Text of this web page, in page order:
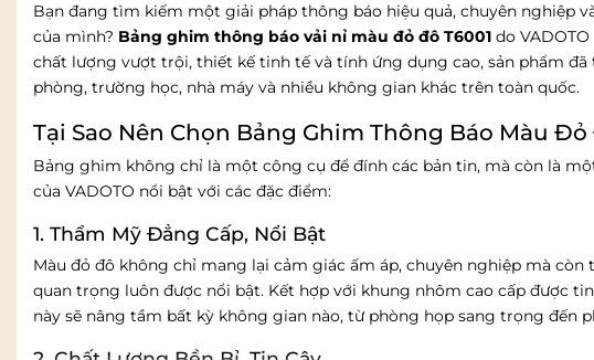
Bạn đang tìm kiếm một giải pháp thông báo hiệu quả, chuyên nghiệp
của mình? Bảng ghim thông báo vải nỉ màu đỏ đô T6001 do
chất lượng vượt trội, thiết kế tinh tế và tính ứng dụng cao, sản phẩm đã
phòng, trường học, nhà máy và nhiều không gian khác trên toàn quốc.
Tại Sao Nên Chọn Bảng Ghim Thông Báo Màu Đỏ
Bảng ghim không chỉ là một công cụ để đính các bản tin, mà còn là
của VADOTO nổi bật với các đặc điểm:
1. Thẩm Mỹ Đẳng Cấp, Nổi Bật
Màu đỏ đô không chỉ mang lại cảm giác ấm áp, chuyên nghiệp mà còn
quan trọng luôn được nổi bật. Kết hợp với khung nhôm cao cấp được
này sẽ nâng tầm bất kỳ không gian nào, từ phòng họp sang trọng đến